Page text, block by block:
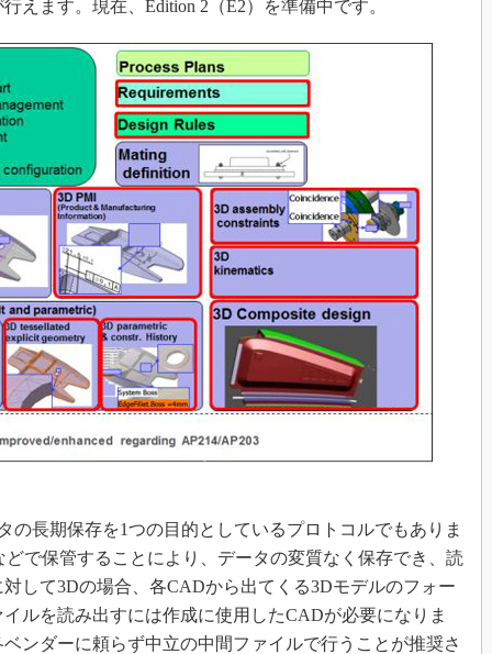
えます。現在、Edition 2（E2）を準備中です。
の長期保存を1つの目的としているプロトコルでもありま
で保管することにより、データの変質なく保存でき、読
して3Dの場合、各CADから出てくる3Dモデルのフォー
ルを読み出すには作成に使用したCADが必要になりま
ンダーに頼らず中立の中間ファイルで行うことが推奨さ